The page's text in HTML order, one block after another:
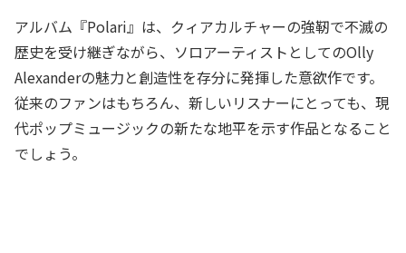
アルバム『Polari』は、クィアカルチャーの強靭で不滅の
歴史を受け継ぎながら、ソロアーティストとしてのOlly
Alexanderの魅力と創造性を存分に発揮した意欲作です。
従来のファンはもちろん、新しいリスナーにとっても、現
代ポップミュージックの新たな地平を示す作品となること
でしょう。